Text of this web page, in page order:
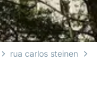
rua carlos steinen